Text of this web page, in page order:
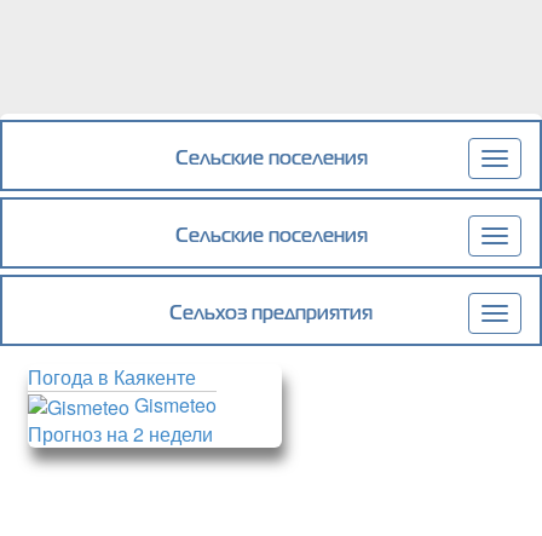
Сельские поселения
Сельские поселения
Сельхоз предприятия
Погода в Каякенте
Gismeteo
Прогноз на 2 недели